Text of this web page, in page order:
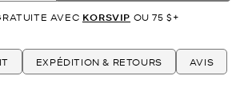
AVEC KORSVIP OU 75 $+
EXPÉDITION & RETOURS AVIS